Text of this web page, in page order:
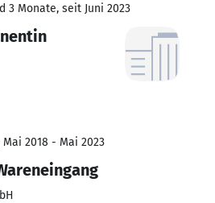
3 Monate, seit Juni 2023
2018 - Mai 2023